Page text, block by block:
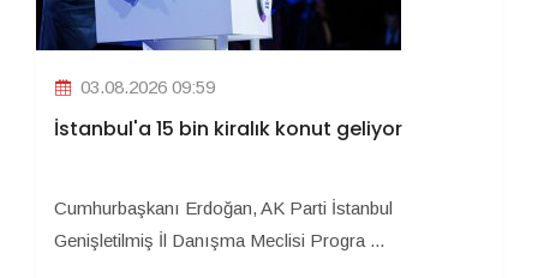
03.08.2026 09:59
İstanbul'a 15 bin kiralık konut geliyor
Cumhurbaşkanı Erdoğan, AK Parti İstanbul
Genişletilmiş İl Danışma Meclisi Progra ...